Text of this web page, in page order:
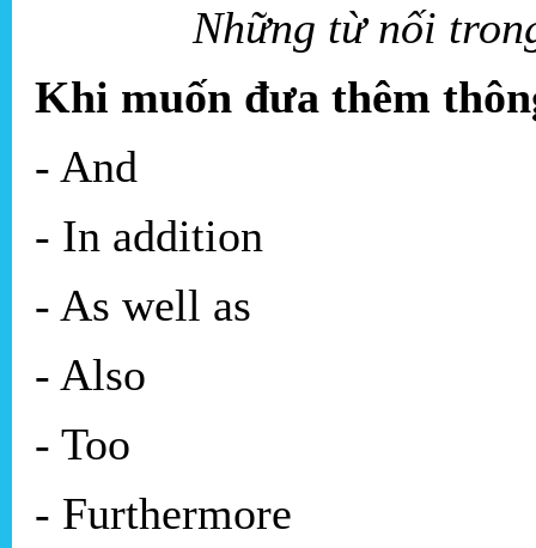
Những từ nối
Khi muốn đưa thêm
- And
- In addition
- As well as
- Also
- Too
- Furthermore